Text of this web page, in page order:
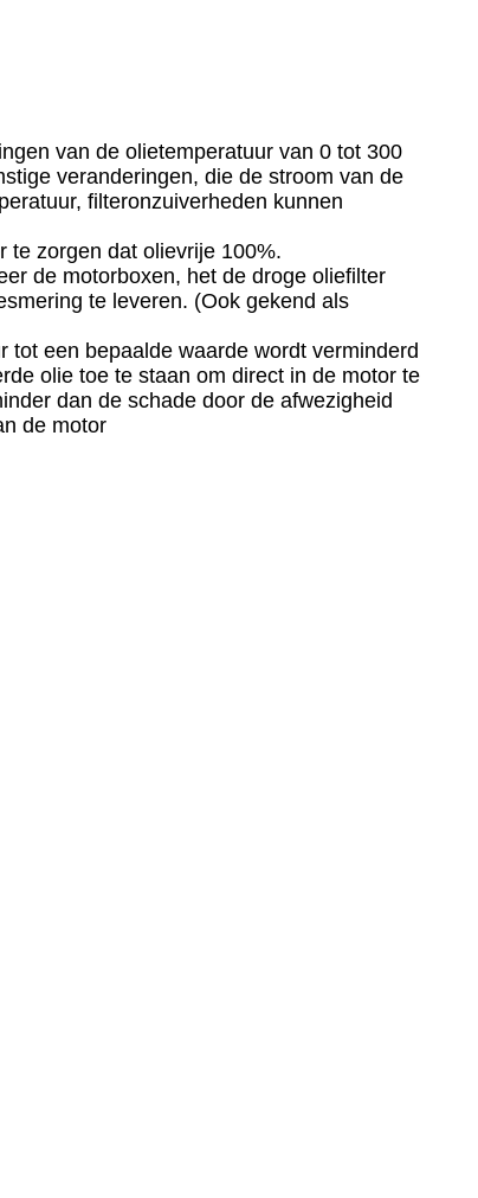
van de olietemperatuur van 0 tot 300
veranderingen, die de stroom van de
filteronzuiverheden kunnen
te zorgen dat olievrije 100%.
de motorboxen, het de droge oliefilter
te leveren. (Ook gekend als
een bepaalde waarde wordt verminderd
olie toe te staan om direct in de motor te
dan de schade door de afwezigheid
de motor